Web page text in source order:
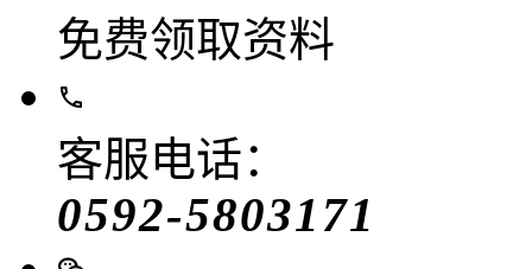
免费领取资料
客服电话：
0592-5803171